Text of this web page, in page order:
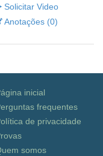
Solicitar Video
Anotações (0)
inicial
frequentes
de privacidade
somos